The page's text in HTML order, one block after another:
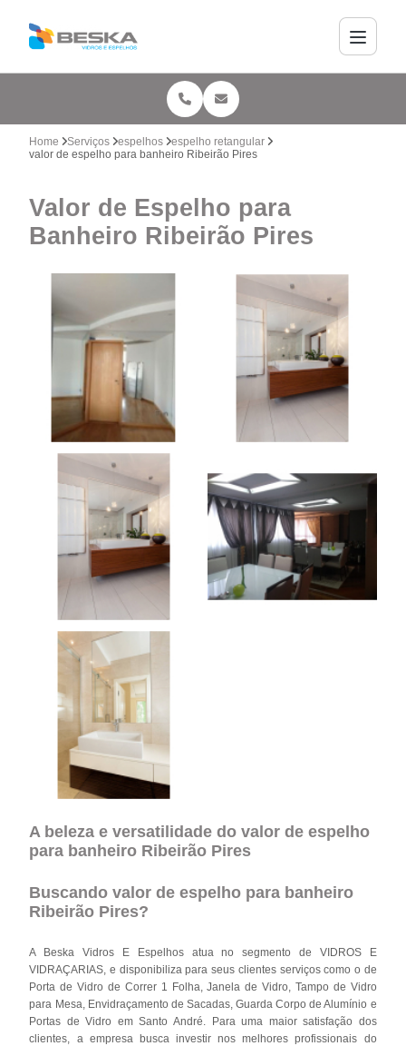
Home Serviços espelhos
espelho retangular
valor de espelho para banheiro Ribeirão Pires
Valor de Espelho para
Banheiro Ribeirão Pires
A beleza e versatilidade do valor de espelho
para banheiro Ribeirão Pires
Buscando valor de espelho para banheiro
Ribeirão Pires?
A Beska Vidros E Espelhos atua no segmento de VIDROS E
VIDRAÇARIAS, e disponibiliza para seus clientes serviços como o de
Porta de Vidro de Correr 1 Folha, Janela de Vidro, Tampo de Vidro
para Mesa, Envidraçamento de Sacadas, Guarda Corpo de Alumínio e
Portas de Vidro em Santo André. Para uma maior satisfação dos
clientes, a empresa busca investir nos melhores profissionais do